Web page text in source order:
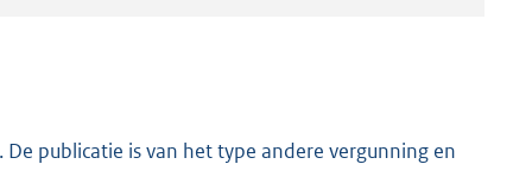
publicatie is van het type andere vergunning en